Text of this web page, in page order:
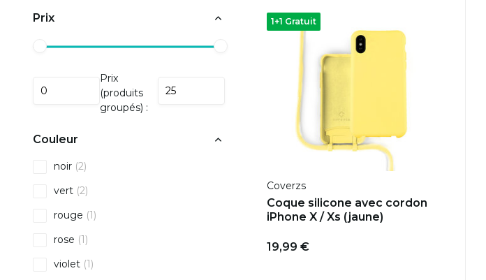
Prix
Prix
(produits
groupés) :
Couleur
noir (2)
vert (2)
rouge (1)
rose (1)
violet (1)
1+1 Gratuit
Coverzs
Coque silicone avec cordon
iPhone X / Xs (jaune)
19,99 €